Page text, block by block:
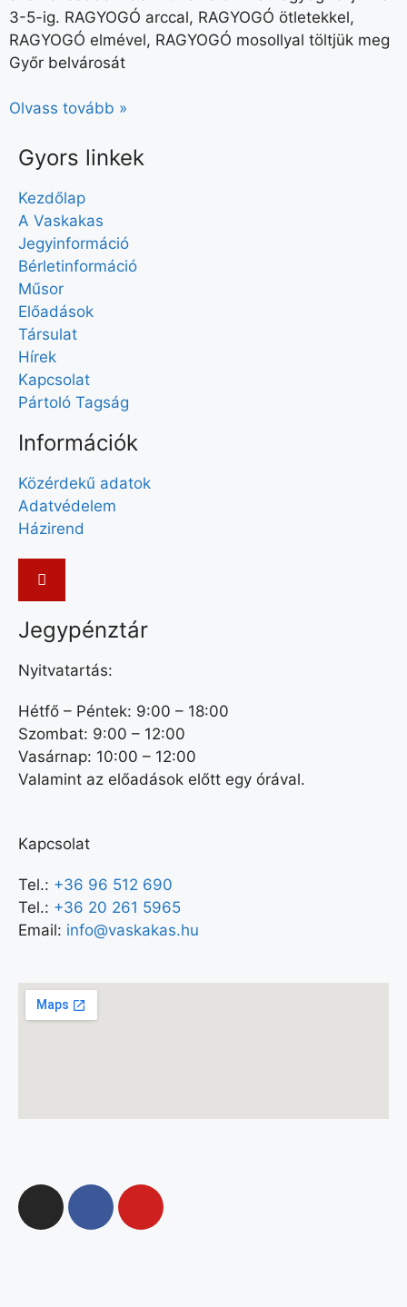
3-5-ig. RAGYOGÓ arccal, RAGYOGÓ ötletekkel,
RAGYOGÓ elmével, RAGYOGÓ mosollyal töltjük meg
Győr belvárosát
Olvass tovább »
Gyors linkek
Kezdőlap
A Vaskakas
Jegyinformáció
Bérletinformáció
Műsor
Előadások
Társulat
Hírek
Kapcsolat
Pártoló Tagság
Információk
Közérdekű adatok
Adatvédelem
Házirend
Jegypénztár
Nyitvatartás:
Hétfő – Péntek: 9:00 – 18:00
Szombat: 9:00 – 12:00
Vasárnap: 10:00 – 12:00
Valamint az előadások előtt egy órával.
Kapcsolat
Tel.: +36 96 512 690
Tel.: +36 20 261 5965
Email: info@vaskakas.hu